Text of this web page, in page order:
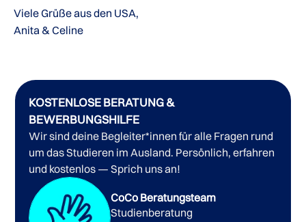
Viele Grüße aus den USA,
Anita & Celine
KOSTENLOSE BERATUNG &
BEWERBUNGSHILFE
Wir sind deine Begleiter*innen für alle Fragen rund
um das Studieren im Ausland. Persönlich, erfahren
und kostenlos — Sprich uns an!
CoCo Beratungsteam
Studienberatung